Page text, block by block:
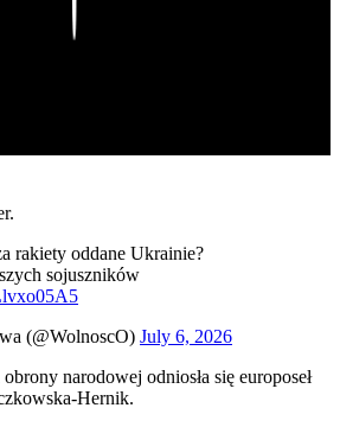
rakiety oddane Ukrainie?
sojuszników
(@WolnoscO) July 6, 2026
narodowej odniosła się europoseł
Hernik.